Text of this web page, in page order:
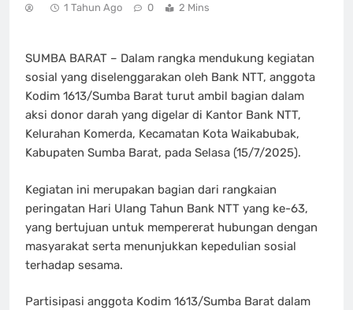
1 Tahun Ago 0 2 Mins
SUMBA BARAT – Dalam rangka mendukung kegiatan
sosial yang diselenggarakan oleh Bank NTT, anggota
Kodim 1613/Sumba Barat turut ambil bagian dalam
aksi donor darah yang digelar di Kantor Bank NTT,
Kelurahan Komerda, Kecamatan Kota Waikabubak,
Kabupaten Sumba Barat, pada Selasa (15/7/2025).
Kegiatan ini merupakan bagian dari rangkaian
peringatan Hari Ulang Tahun Bank NTT yang ke-63,
yang bertujuan untuk mempererat hubungan dengan
masyarakat serta menunjukkan kepedulian sosial
terhadap sesama.
Partisipasi anggota Kodim 1613/Sumba Barat dalam